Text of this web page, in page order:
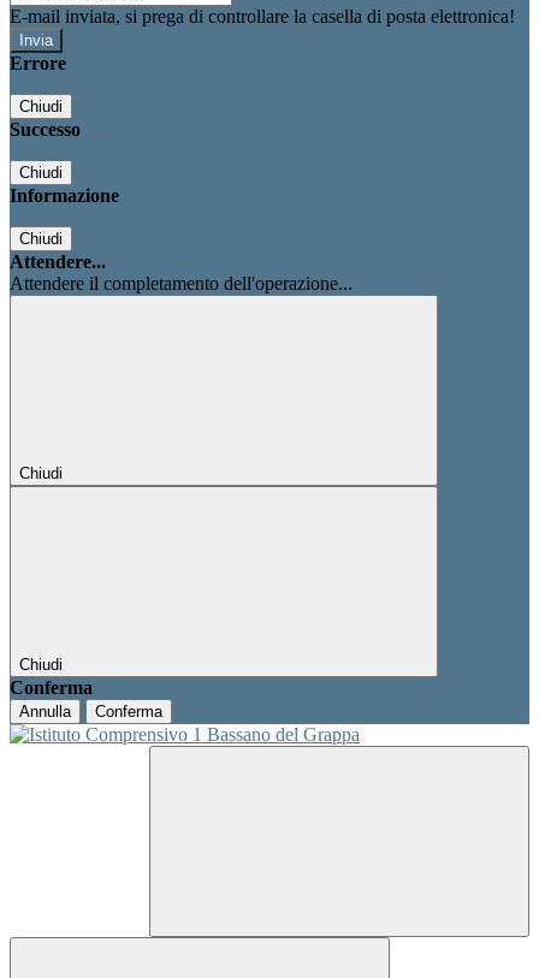
E-mail inviata, si prega di controllare la casella di posta elettronica!
Errore
Chiudi
Successo
Chiudi
Informazione
Chiudi
Attendere...
Attendere il completamento dell'operazione...
Chiudi
Chiudi
Conferma
Annulla Conferma